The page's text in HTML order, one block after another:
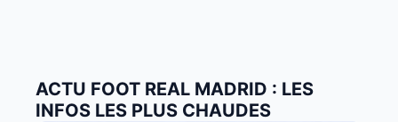
ACTU FOOT REAL MADRID : LES
INFOS LES PLUS CHAUDES